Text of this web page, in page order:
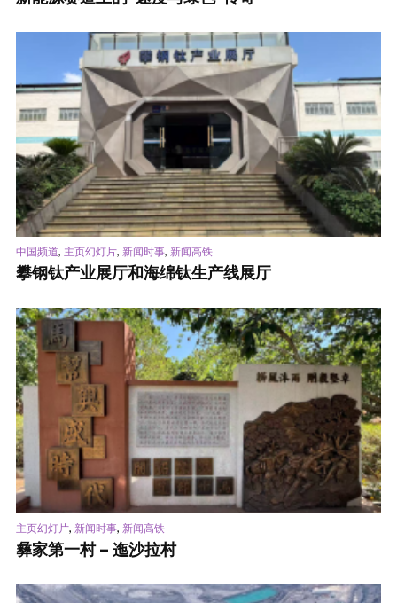
中国频道, 主页幻灯片, 新闻时事, 新闻高铁
攀钢钛产业展厅和海绵钛生产线展厅
主页幻灯片, 新闻时事, 新闻高铁
彝家第一村 – 迤沙拉村